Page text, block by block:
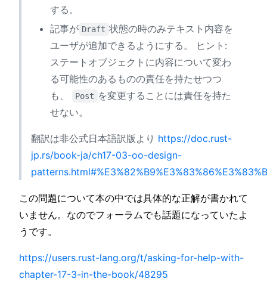
する。
記事が Draft 状態の時のみテキスト内容を
ユーザが追加できるようにする。 ヒント:
ステートオブジェクトに内容について変わ
る可能性のあるものの責任を持たせつつ
も、
Post を変更することには責任を持た
せない。
翻訳は非公式日本語訳版より https://doc.rust-
jp.rs/book-ja/ch17-03-oo-design-
この問題について本の中では具体的な正解が書かれて
いません。なのでフォーラムでも話題になっていたよ
うです。
https://users.rust-lang.org/t/asking-for-help-with-
chapter-17-3-in-the-book/48295